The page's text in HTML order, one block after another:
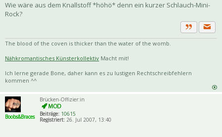
Wie wäre aus dem Knallstoff *höhö* denn ein kurzer Schlauch-Mini-
Rock?
Zitat
The blood of the coven is thicker than the water of the womb.
Nähkromantisches Künsterkollektiv Macht mit!
Ich lerne gerade Bone, daher kann es zu lustigen Rechtschreibfehlern
kommen ^^
Boobs&Braces
Brücken-Offizier:in
Beiträge: 10615
Registriert: 26. Jul 2007, 13:40